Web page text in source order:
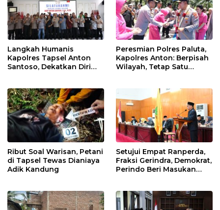
Langkah Humanis
Kapolres Tapsel Anton
Santoso, Dekatkan Diri
Peresmian Polres Paluta,
Kapolres Anton: Berpisah
Wilayah, Tetap Satu
Ribut Soal Warisan, Petani
di Tapsel Tewas Dianiaya
Adik Kandung
Setujui Empat Ranperda,
Fraksi Gerindra, Demokrat,
Perindo Beri Masukan